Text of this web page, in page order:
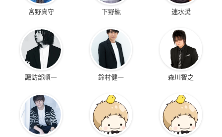
宮野真守 下野紘 速水奨
諏訪部順一 鈴村健一 森川智之